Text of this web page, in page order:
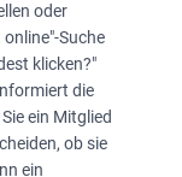
oder
Suche
klicken?"
die
ein Mitglied
ob sie
ein